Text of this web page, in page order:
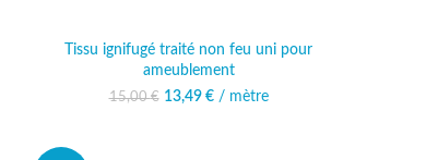
Tissu ignifugé traité non feu uni pour
ameublement
15,00€
Le prix initial était :
13,49 € Le prix actuel est :
/ mètre